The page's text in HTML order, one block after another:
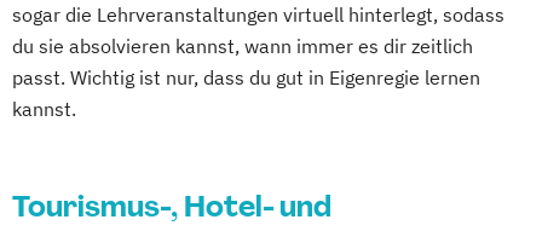
sogar die Lehrveranstaltungen virtuell hinterlegt, sodass
du sie absolvieren kannst, wann immer es dir zeitlich
passt. Wichtig ist nur, dass du gut in Eigenregie lernen
kannst.
Tourismus-, Hotel- und